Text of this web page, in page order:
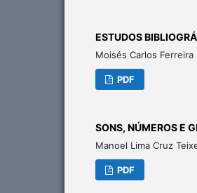
ESTUDOS
Moisés Carlos Ferreira
PDF
SONS, NÚMEROS E
Manoel Lima Cruz
PDF